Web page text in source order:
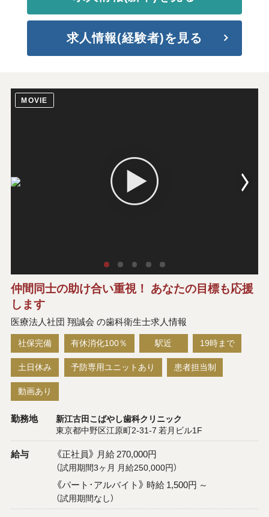
求人情報(経験者)を見る
MOVIE
仲間同士の助け合い重視！ あなたの目標も応援
します
医療法人社団 翔誠会 の歯科衛生士求人情報
社保完備 有休消化100％ 駅近 19時まで
土日休み 予防専用ユニットあり 患者担当制
動画あり
勤務地 新江古田こばやし歯科クリニック
東京都中野区江原町2-31-7 若月ビル1F
給与 《正社員》 月給 270,000円
（試用期間3ヶ月 月給250,000円）
《パート･アルバイト》 時給 1,500円 ～
（試用期間なし）